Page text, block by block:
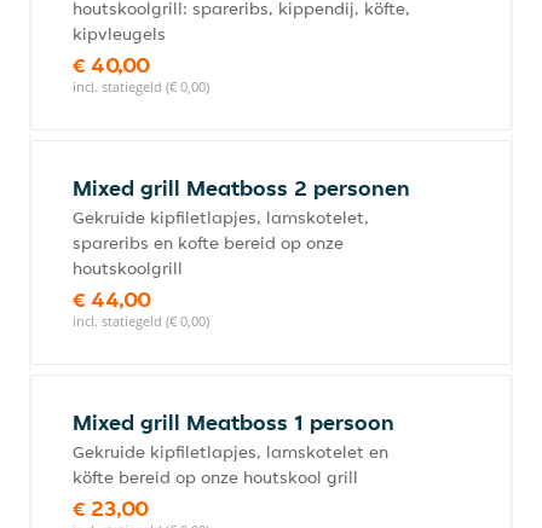
houtskoolgrill: spareribs, kippendij, köfte,
kipvleugels
€ 40,00
incl. statiegeld (€ 0,00)
Mixed grill Meatboss 2 personen
Gekruide kipfiletlapjes, lamskotelet,
spareribs en kofte bereid op onze
houtskoolgrill
€ 44,00
incl. statiegeld (€ 0,00)
Mixed grill Meatboss 1 persoon
Gekruide kipfiletlapjes, lamskotelet en
köfte bereid op onze houtskool grill
€ 23,00